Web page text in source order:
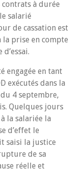
à durée
salarié
de cassation est
prise en compte
engagée en tant
exécutés dans la
du 4 septembre,
Quelques jours
la salariée la
d’effet le
saisi la justice
de sa
réelle et